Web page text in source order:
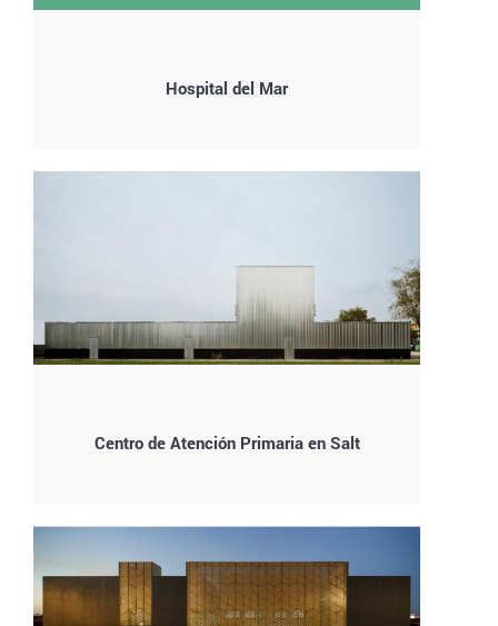
Hospital del Mar
Centro de Atención Primaria en Salt